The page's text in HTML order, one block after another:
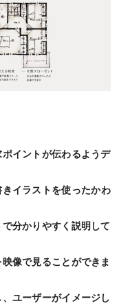
イントが伝わるようデ
きイラストを使ったかわ
分かりやすく説明して
像で見ることができま
ユーザーがイメージし